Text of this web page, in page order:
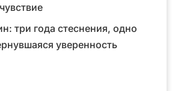
три года стеснения, одно
уверенность